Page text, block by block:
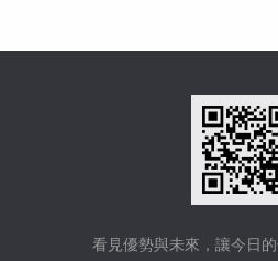
看見優勢與未來，讓今日